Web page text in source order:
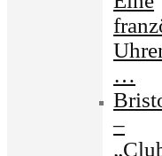
…
–